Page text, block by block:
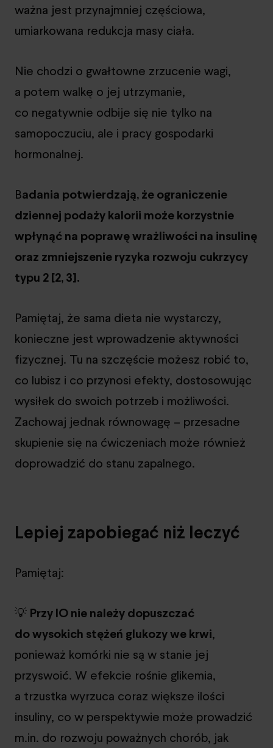
ważna jest przynajmniej częściowa,
umiarkowana redukcja masy ciała.
Nie chodzi o gwałtowne zrzucenie wagi,
a potem walkę o jej utrzymanie,
co negatywnie odbije się nie tylko na
samopoczuciu, ale i pracy gospodarki
hormonalnej.
Badania potwierdzają, że ograniczenie
dziennej podaży kalorii może korzystnie
wpłynąć na poprawę wrażliwości na insulinę
oraz zmniejszenie ryzyka rozwoju cukrzycy
typu 2 [2, 3].
Pamiętaj, że sama dieta nie wystarczy,
konieczne jest wprowadzenie aktywności
fizycznej. Tu na szczęście możesz robić to,
co lubisz i co przynosi efekty, dostosowując
wysiłek do swoich potrzeb i możliwości.
Zachowaj jednak równowagę – przesadne
skupienie się na ćwiczeniach może również
doprowadzić do stanu zapalnego.
Lepiej zapobiegać niż leczyć
Pamiętaj:
💡 Przy IO nie należy dopuszczać
do wysokich stężeń glukozy we krwi,
ponieważ komórki nie są w stanie jej
przyswoić. W efekcie rośnie glikemia,
a trzustka wyrzuca coraz większe ilości
insuliny, co w perspektywie może prowadzić
m.in. do rozwoju poważnych chorób, jak